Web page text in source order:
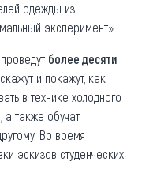
одежды из
эксперимент».
более десяти
и покажут, как
в технике холодного
а также обучат
Во время
эскизов студенческих